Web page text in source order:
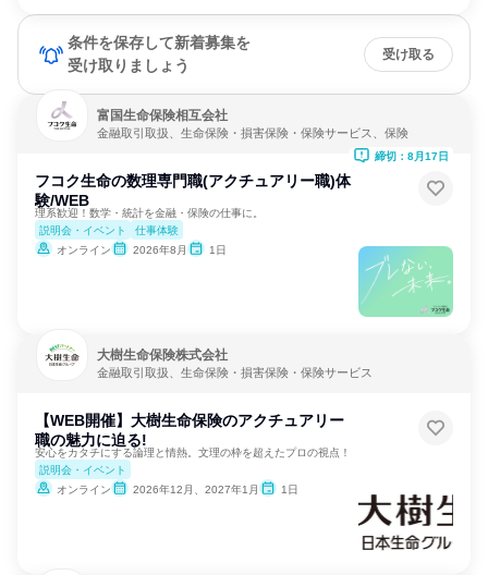
条件を保存して新着募集を
受け取りましょう
受け取る
富国生命保険相互会社
金融取引取扱、生命保険・損害保険・保険サービス、保険
フコク生命の数理専門職(アクチュアリー職)体
験/WEB
理系歓迎！数学・統計を金融・保険の仕事に。
説明会・イベント
仕事体験
オンライン
2026年8月 1日
締切：8月17日
大樹生命保険株式会社
金融取引取扱、生命保険・損害保険・保険サービス
【WEB開催】大樹生命保険のアクチュアリー
職の魅力に迫る!
安心をカタチにする論理と情熱。文理の枠を超えたプロの視点！
説明会・イベント
オンライン
2026年12月、2027年1月 1日